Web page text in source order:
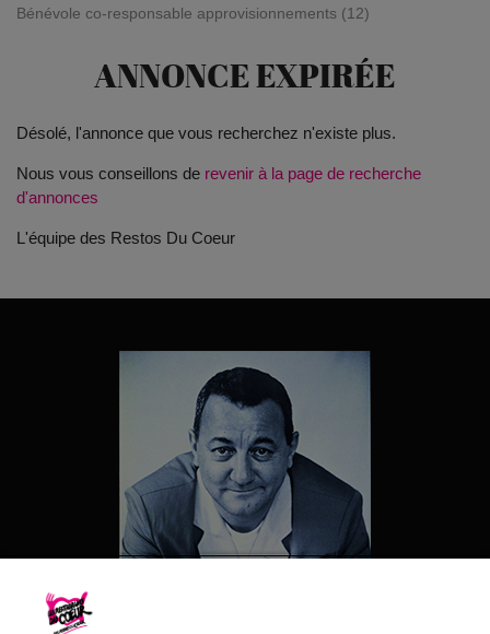
Bénévole co-responsable approvisionnements (12)
ANNONCE EXPIRÉE
Désolé, l'annonce que vous recherchez n'existe plus.
Nous vous conseillons de revenir à la page de recherche
d'annonces
L'équipe des Restos Du Coeur